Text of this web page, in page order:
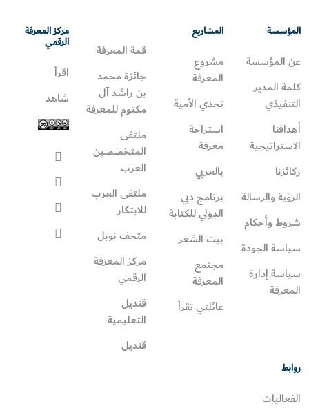
المؤسسة
عن المؤسسة
كلمة المدير
التنفيذي
أهدافنا
الاستراتيجية
ركائزنا
الرؤية والرسالة
شروط وأحكام
سياسة الجودة
سياسة إدارة
المعرفة
المشاريع
مشروع
المعرفة
تحدي الأمية
استراحة
معرفة
بالعربي
برنامج دبي
الدولي للكتابة
بيت الشعر
مجتمع
المعرفة
عائلتي تقرأ‎
قمة المعرفة
جائزة محمد
بن راشد آل
مكتوم للمعرفة
ملتقى
المتخصصين
العرب
ملتقى العرب
للابتكار
متحف نوبل
مركز المعرفة
الرقمي
قنديل
التعليمية
قنديل
مركز المعرفة
الرقمي
اقرأ
شاهد
روابط
الفعاليات